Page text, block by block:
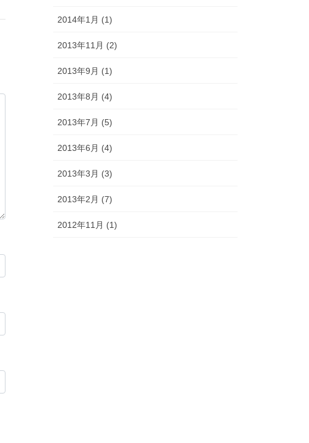
2014年1月 (1)
2013年11月 (2)
2013年9月 (1)
2013年8月 (4)
2013年7月 (5)
2013年6月 (4)
2013年3月 (3)
2013年2月 (7)
2012年11月 (1)